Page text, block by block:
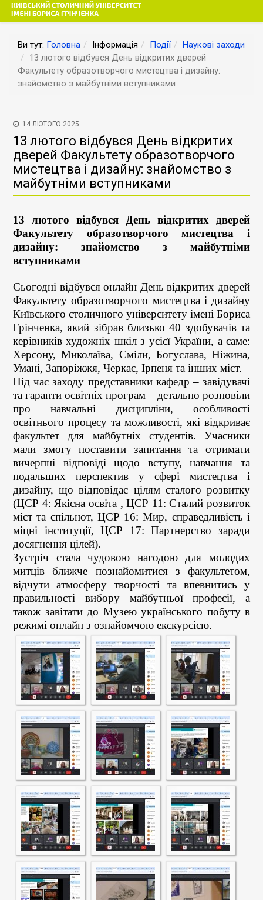
Ви тут: Головна Інформація Події
Наукові заходи
13 лютого відбувся День відкритих дверей
Факультету образотворчого мистецтва і дизайну:
знайомство з майбутніми вступниками
14 ЛЮТОГО 2025
13 лютого відбувся День відкритих
дверей Факультету образотворчого
мистецтва і дизайну: знайомство з
майбутніми вступниками
13 лютого відбувся День відкритих дверей
Факультету образотворчого мистецтва і
дизайну: знайомство з майбутніми
вступниками
Сьогодні відбувся онлайн День відкритих дверей
Факультету образотворчого мистецтва і дизайну
Київського столичного університету імені Бориса
Грінченка, який зібрав близько 40 здобувачів та
керівників художніх шкіл з усієї України, а саме:
Херсону, Миколаїва, Сміли, Богуслава, Ніжина,
Умані, Запоріжжя, Черкас, Ірпеня та інших міст.
Під час заходу представники кафедр – завідувачі
та гаранти освітніх програм – детально розповіли
про навчальні дисципліни, особливості
освітнього процесу та можливості, які відкриває
факультет для майбутніх студентів. Учасники
мали змогу поставити запитання та отримати
вичерпні відповіді щодо вступу, навчання та
подальших перспектив у сфері мистецтва і
дизайну, що відповідає цілям сталого розвитку
(ЦСР 4: Якісна освіта , ЦСР 11: Сталий розвиток
міст та спільнот, ЦСР 16: Мир, справедливість і
міцні інституції, ЦСР 17: Партнерство заради
досягнення цілей).
Зустріч стала чудовою нагодою для молодих
митців ближче познайомитися з факультетом,
відчути атмосферу творчості та впевнитись у
правильності вибору майбутньої професії, а
також завітати до Музею українського побуту в
режимі онлайн з ознайомчою екскурсією.